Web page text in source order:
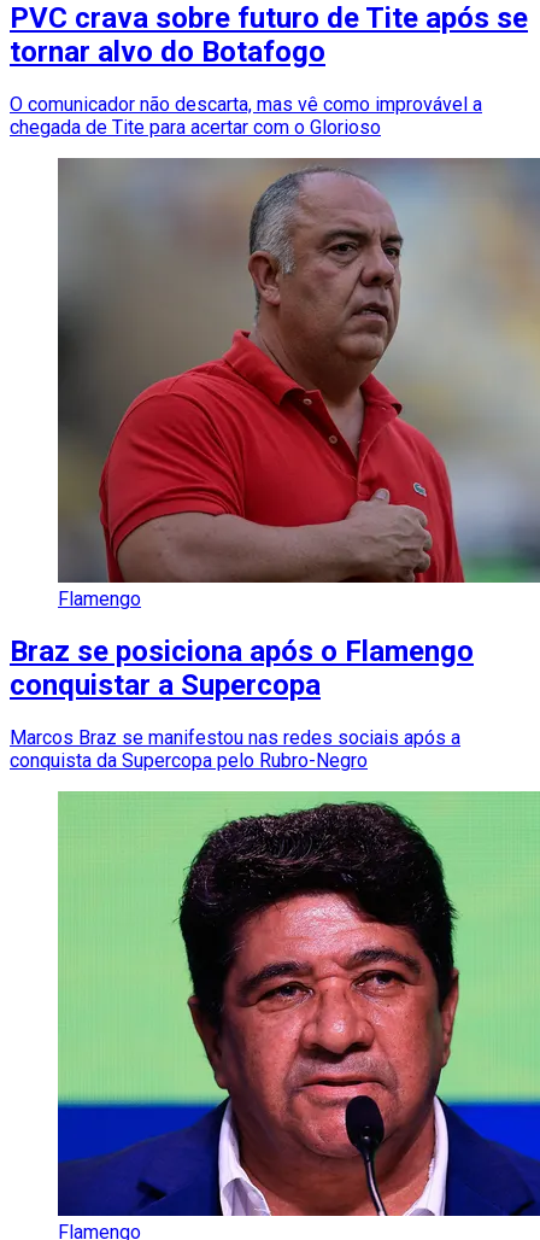
PVC crava sobre futuro de Tite após se
tornar alvo do Botafogo
O comunicador não descarta, mas vê como improvável a
chegada de Tite para acertar com o Glorioso
Flamengo
Braz se posiciona após o Flamengo
conquistar a Supercopa
Marcos Braz se manifestou nas redes sociais após a
conquista da Supercopa pelo Rubro-Negro
Flamengo